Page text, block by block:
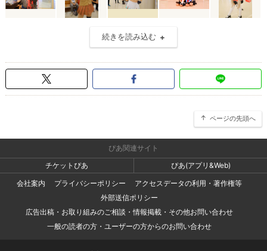
続きを読み込む
ページの先頭へ
ぴあ関連サイト
チケットぴあ
ぴあ(アプリ&Web)
会社案内
プライバシーポリシー
アクセスデータの利用・著作権等
外部送信ポリシー
広告出稿・お取り組みのご相談・情報掲載・その他お問い合わせ
一般の読者の方・ユーザーの方からのお問い合わせ